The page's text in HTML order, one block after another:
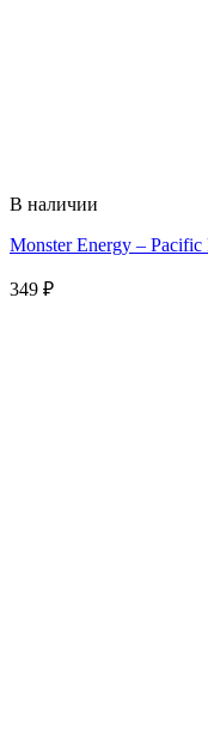
В наличии
Monster Energy – Pacific
349 ₽